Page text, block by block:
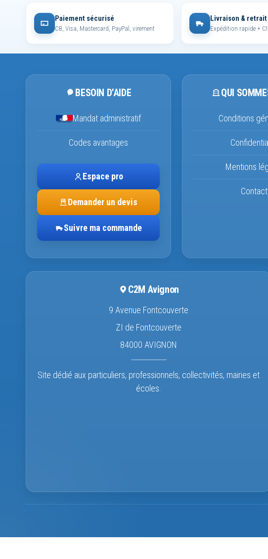
Paiement sécurisé
CB, Visa, Mastercard, PayPal, virement
Livraison & retrait
Expédition rapide +
BESOIN D’AIDE
Mandat administratif
Codes avantages
Espace pro
Demander un devis
Suivre ma commande
QUI
Conditions
Mentions
Contact
C2M Avignon
9 Avenue Fontcouverte
ZI de Fontcouverte
84000 AVIGNON
Site dédié aux particuliers, professionnels, collectivités, mairies et
écoles.